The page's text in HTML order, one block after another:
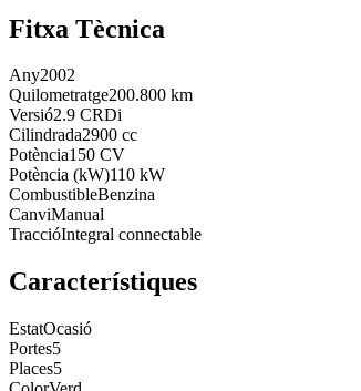
Fitxa Tècnica
Any2002
Quilometratge200.800 km
Versió2.9 CRDi
Cilindrada2900 cc
Potència150 CV
Potència (kW)110 kW
CombustibleBenzina
CanviManual
TraccióIntegral connectable
Característiques
EstatOcasió
Portes5
Places5